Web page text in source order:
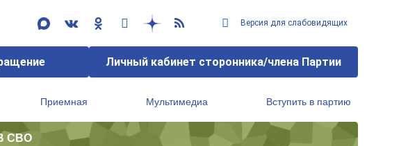
Версия для слабовидящих
Личный кабинет сторонника/члена Партии
Приемная Мультимедиа Вступить в партию
СВО